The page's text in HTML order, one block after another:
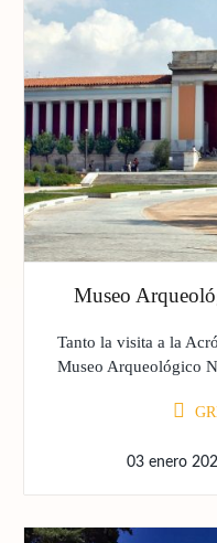
Museo
Tanto la visita a la
Museo Arqueológico
03 enero